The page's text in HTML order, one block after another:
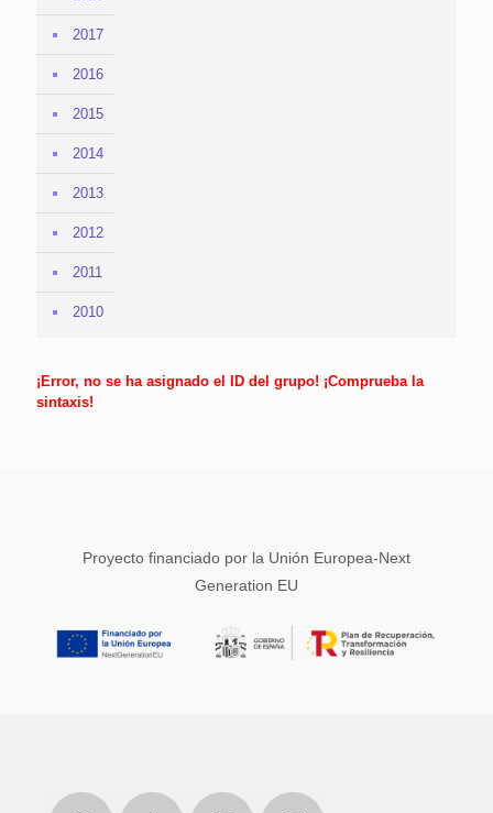
2017
2016
2015
2014
2013
2012
2011
2010
¡Error, no se ha asignado el ID del grupo! ¡Comprueba la
sintaxis!
Proyecto financiado por la Unión Europea-Next
Generation EU